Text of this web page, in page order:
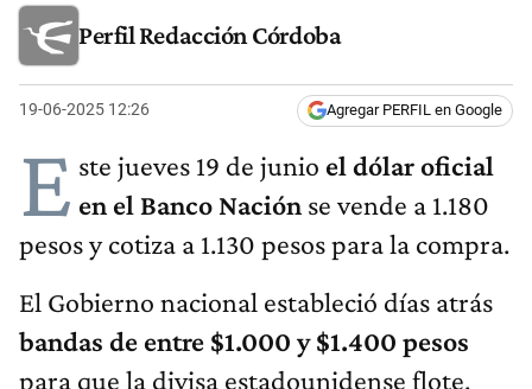
Perfil Redacción Córdoba
19-06-2025 12:26 Agregar PERFIL en Google
E ste jueves 19 de junio el dólar oficial
en el Banco Nación se vende a 1.180
pesos y cotiza a 1.130 pesos para la compra.
El Gobierno nacional estableció días atrás
bandas de entre $1.000 y $1.400 pesos
para que la divisa estadounidense flote.